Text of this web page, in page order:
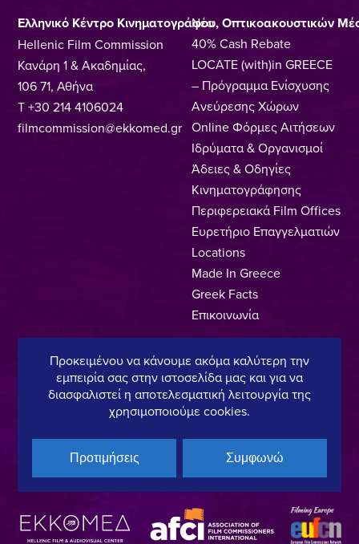
Ελληνικό Κέντρο Κινηματογράφου, Οπτικοακουστικών
Hellenic Film Commission
Κανάρη 1 & Ακαδημίας,
106 71, Αθήνα
T +30 214 4106024
filmcommission@ekkomed.gr
Νέα
40% Cash Rebate
LOCATE (with)in GREECE
– Πρόγραμμα Ενίσχυσης
Ανεύρεσης Χώρων
Online Φόρμες Αιτήσεων
Ιδρύματα & Οργανισμοί
Άδειες & Οδηγίες
Κινηματογράφησης
Περιφερειακά Film Offices
Ευρετήριο Επαγγελματιών
Locations
Made In Greece
Greek Facts
Επικοινωνία
Πολιτική Απορρήτου Όροι Χρήσης Πολιτική Cookies
Copyright © 2025, Hellenic Film & Audiovisual Center
Υπό τη διεύθυνση του: Μέλος του:
Προκειμένου να κάνουμε ακόμα καλύτερη την
εμπειρία σας στην ιστοσελίδα μας και για να
διασφαλιστεί η αποτελεσματική λειτουργία της
χρησιμοποιούμε cookies.
Προτιμήσεις Συμφωνώ